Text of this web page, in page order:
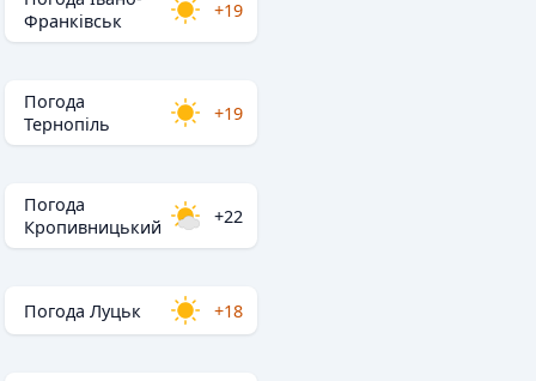
Франківськ
+19
Погода
Тернопіль
+19
Погода
Кропивницький
+22
Погода Луцьк +18